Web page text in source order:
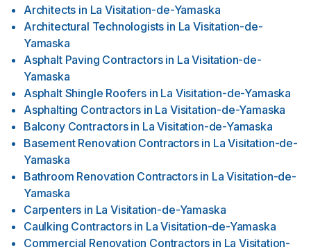
Architects in La Visitation-de-Yamaska
Architectural Technologists in La Visitation-de-
Yamaska
Asphalt Paving Contractors in La Visitation-de-
Yamaska
Asphalt Shingle Roofers in La Visitation-de-Yamaska
Asphalting Contractors in La Visitation-de-Yamaska
Balcony Contractors in La Visitation-de-Yamaska
Basement Renovation Contractors in La Visitation-de-
Yamaska
Bathroom Renovation Contractors in La Visitation-de-
Yamaska
Carpenters in La Visitation-de-Yamaska
Caulking Contractors in La Visitation-de-Yamaska
Commercial Renovation Contractors in La Visitation-